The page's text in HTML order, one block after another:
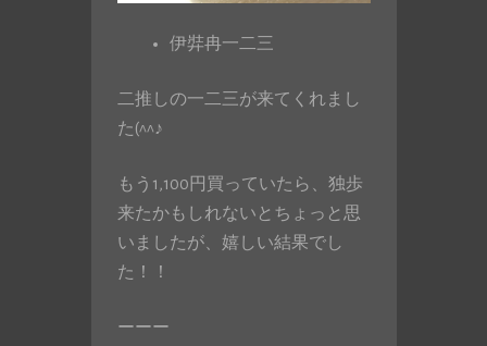
伊弉冉一二三
二推しの一二三が来てくれまし
た(^^♪
もう1,100円買っていたら、独歩
来たかもしれないとちょっと思
いましたが、嬉しい結果でし
た！！
ーーー